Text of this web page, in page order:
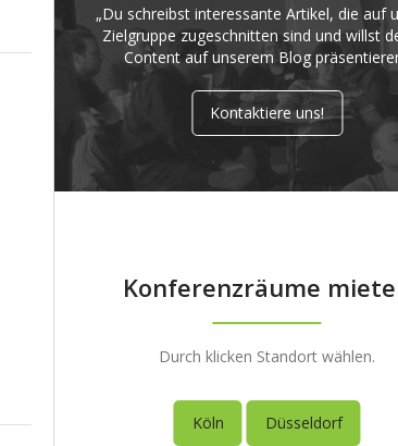
„Du schreibst interessante Artikel, die auf
Zielgruppe zugeschnitten sind und willst
Content auf unserem Blog
Kontaktiere uns!
Konferenzräume
Durch klicken Standort wählen.
Köln Düsseldorf